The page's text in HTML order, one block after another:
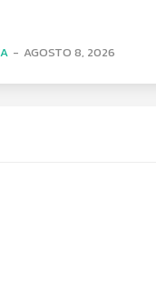
- AGOSTO 8, 2026